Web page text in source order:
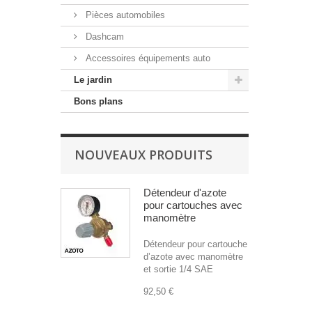
Pièces automobiles
Dashcam
Accessoires équipements auto
Le jardin
Bons plans
NOUVEAUX PRODUITS
Détendeur d'azote
pour cartouches avec
manomètre
Détendeur pour cartouche
d’azote avec manomètre
et sortie 1/4 SAE
92,50 €